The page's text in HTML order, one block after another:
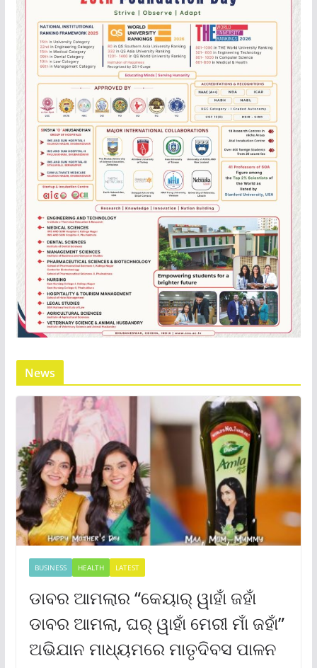
News
BUSINESS HEALTH LATEST
ଡାବର ଆମଲାର “କେୟାର୍ ୱାହାଁ ଜହାଁ
ଡାବର ଆମଲା, ଘର୍ ୱାହାଁ ମେରୀ ମାଁ ଜହାଁ”
ଅଭିଯାନ ମାଧ୍ୟମରେ ମାତୃଦିବସ ପାଳନ